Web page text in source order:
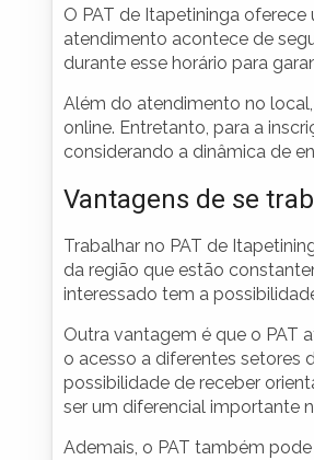
O PAT de Itapetininga
atendimento acontece de
durante esse horário para
Além do atendimento no
online. Entretanto, para a
considerando a dinâmica de
Vantagens de se
Trabalhar no PAT de
da região que estão
interessado tem a
Outra vantagem é que o PAT
o acesso a diferentes setores
possibilidade de receber
ser um diferencial importante
Ademais, o PAT também